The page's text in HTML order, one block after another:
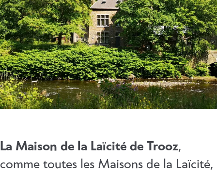
La Maison de la Laïcité de Trooz,
comme toutes les Maisons de la Laïcité,